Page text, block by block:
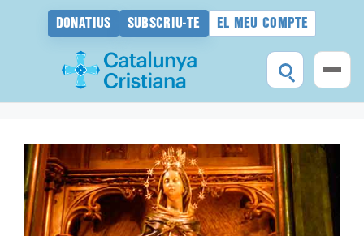
DONATIUS SUBSCRIU-TE EL MEU COMPTE
contingut